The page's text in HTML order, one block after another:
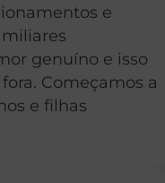
e
genuíno e isso
Começamos a
e filhas